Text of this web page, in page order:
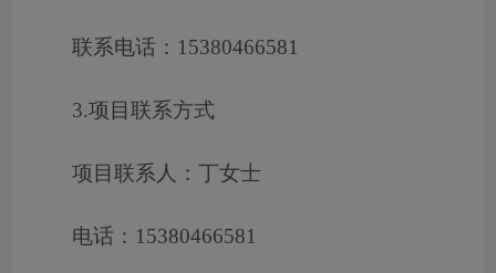
联系电话：15380466581
3.项目联系方式
项目联系人：丁女士
电话：15380466581